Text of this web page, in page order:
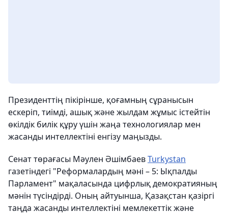
Президенттің пікірінше, қоғамның сұранысын
ескеріп, тиімді, ашық және жылдам жұмыс істейтін
өкілдік билік құру үшін жаңа технологиялар мен
жасанды интеллектіні енгізу маңызды.
Сенат төрағасы Мәулен ӘшімбаевTurkystan
газетіндегі "Реформалардың мәні – 5: Ықпалды
Парламент" мақаласында цифрлық демократияның
мәнін түсіндірді. Оның айтуынша, Қазақстан қазіргі
таңда жасанды интеллектіні мемлекеттік және